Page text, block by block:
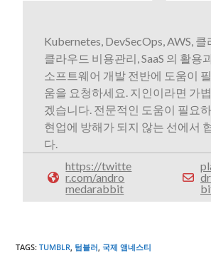
Kubernetes, DevSecOps, AWS,
클라우드 비용관리, SaaS 의 활용
소프트웨어 개발 전반에 도움이
움을 요청하세요. 지인이라면 가
겠습니다. 전문적인 도움이 필요
현업에 방해가 되지 않는 선에서
다.
https://twitte
r.com/andro
medarabbit
TAGS:TUMBLR, 텀블러, 국제 앰네스티